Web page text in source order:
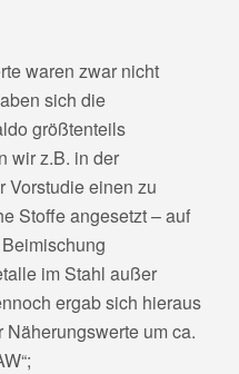
waren zwar nicht
sich die
größtenteils
wir z.B. in der
Vorstudie einen zu
Stoffe angesetzt – auf
im Stahl außer
ergab sich hieraus
um ca.